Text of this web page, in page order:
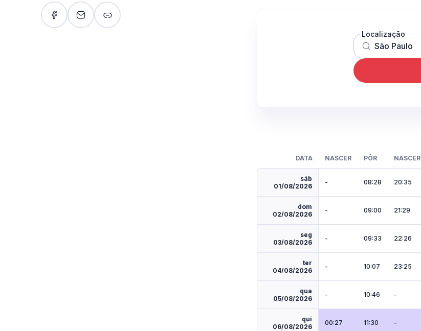
Localização
DATA NASCER PÔR NASCER
sáb
01/08/2026
- 08:28 20:35
dom
02/08/2026
- 09:00 21:29
seg
03/08/2026
- 09:33 22:26
ter
04/08/2026
- 10:07 23:25
qua
05/08/2026
- 10:46 -
qui
06/08/2026
00:27 11:30 -